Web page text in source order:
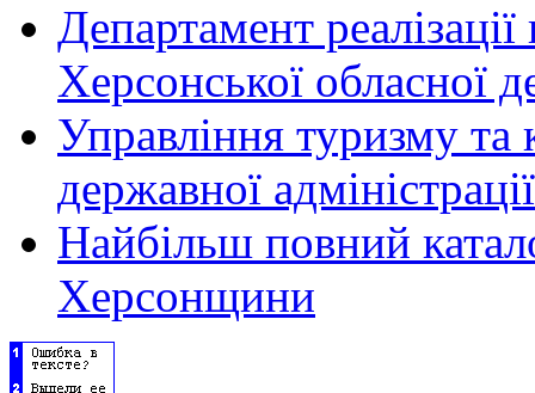
Департамент
Херсонської обласної
Управління туризму та
державної адміністрації
Найбільш повний
Херсонщини